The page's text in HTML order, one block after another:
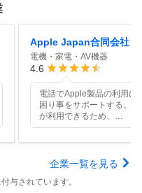
Apple Japan合同会社
電機・家電・AV機器
4.6
電話でApple製品の利用に
困り事をサポートする。画
が利用できるため、
企業一覧を見る
与されています。